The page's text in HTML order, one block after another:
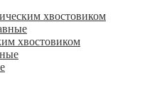
хвостовиком
хвостовиком